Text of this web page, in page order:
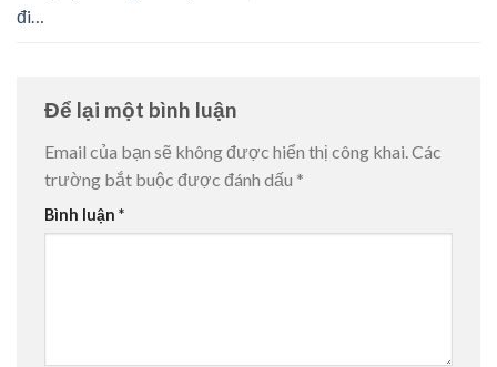
đi…
Để lại một bình luận
Email của bạn sẽ không được hiển thị công khai. Các
trường bắt buộc được đánh dấu *
Bình luận *